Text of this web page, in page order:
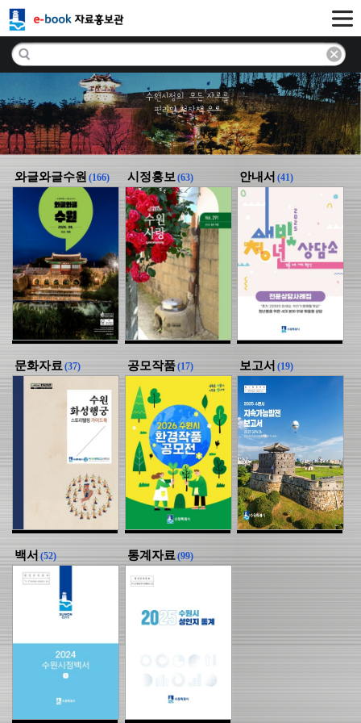
와글와글수원 (166) 시정홍보 (63) 안내서 (41)
문화자료(37) 공모작품(17) 보고서 (19)
백서(52) 통계자료(99)